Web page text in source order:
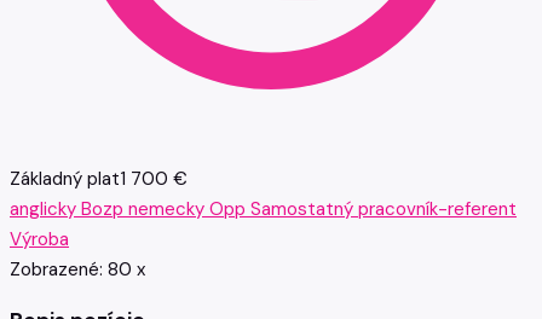
Základný plat1 700 €
anglicky Bozp nemecky Opp Samostatný pracovník-referent
Výroba
Zobrazené: 80 x